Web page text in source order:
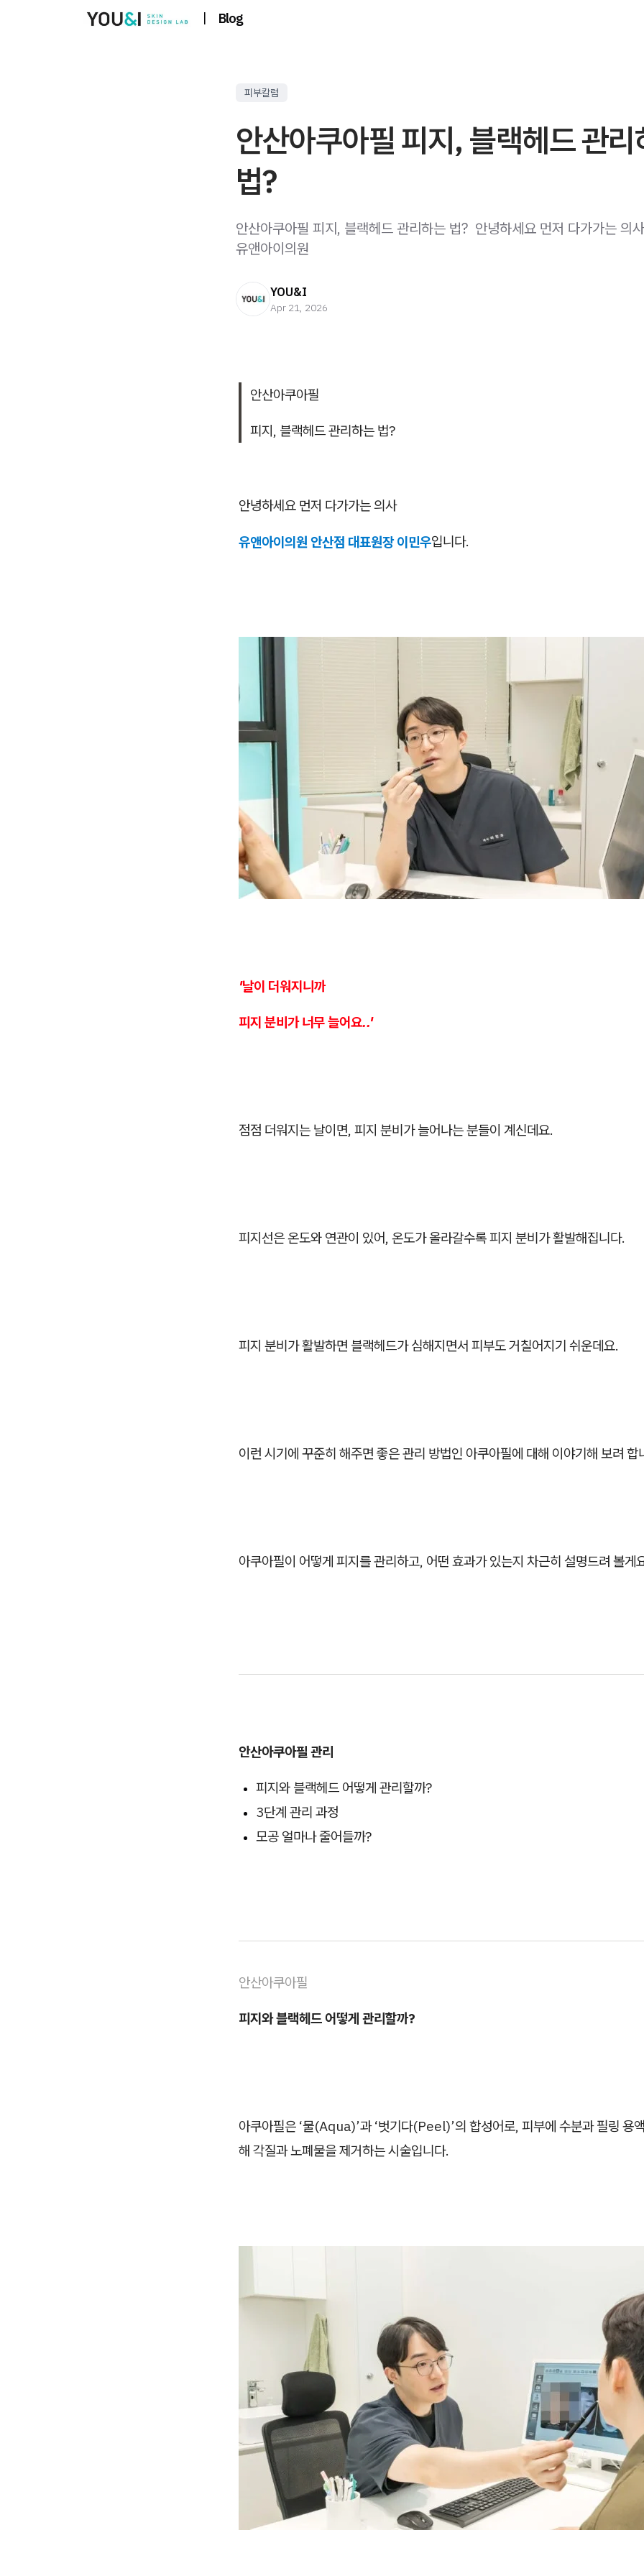
| Blog
피부칼럼
안산아쿠아필 피지, 블랙헤드 관리
법?
안산아쿠아필 피지, 블랙헤드 관리하는 법? ​ 안녕하세요 먼저 다가가는 의사
유앤아이의원
YOU&I
Apr 21, 2026
안산아쿠아필
피지, 블랙헤드 관리하는 법?
안녕하세요 먼저 다가가는 의사
유앤아이의원 안산점 대표원장 이민우입니다.
'날이 더워지니까
피지 분비가 너무 늘어요..'
점점 더워지는 날이면, 피지 분비가 늘어나는 분들이 계신데요.
피지선은 온도와 연관이 있어, 온도가 올라갈수록 피지 분비가 활발해집니다.
피지 분비가 활발하면 블랙헤드가 심해지면서 피부도 거칠어지기 쉬운데요.
이런 시기에 꾸준히 해주면 좋은 관리 방법인 아쿠아필에 대해 이야기해 보려 합
아쿠아필이 어떻게 피지를 관리하고, 어떤 효과가 있는지 차근히 설명드려 볼게
안산아쿠아필 관리
피지와 블랙헤드 어떻게 관리할까?
3단계 관리 과정
모공 얼마나 줄어들까?
안산아쿠아필
피지와 블랙헤드 어떻게 관리할까?
아쿠아필은 ‘물(Aqua)’과 ‘벗기다(Peel)’의 합성어로, 피부에 수분과 필링 용
해 각질과 노폐물을 제거하는 시술입니다.